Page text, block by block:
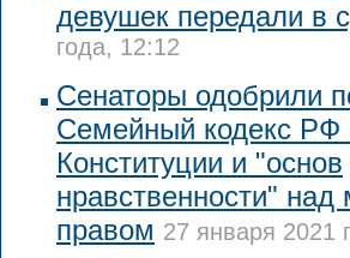
девушек передали в
года, 12:12
Сенаторы одобрили
Семейный кодекс РФ
Конституции и "основ
нравственности"
правом 27 января 2021